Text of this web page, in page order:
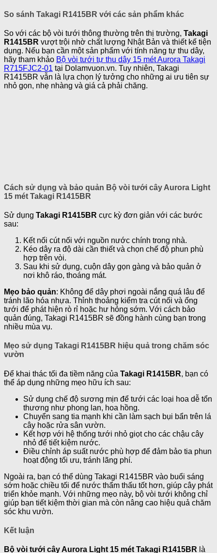
So sánh Takagi R1415BR với các sản phẩm khác
So với các bộ vòi tưới thông thường trên thị trường, Takagi
R1415BR vượt trội nhờ chất lượng Nhật Bản và thiết kế tiện
dụng. Nếu bạn cần một sản phẩm với tính năng tự thu dây,
hãy tham khảo Bộ vòi tưới tự thu dây 15 mét Aurora Takagi
R715FJC2-01 tại Dolamvuon.vn. Tuy nhiên, Takagi
R1415BR vẫn là lựa chọn lý tưởng cho những ai ưu tiên sự
nhỏ gọn, nhẹ nhàng và giá cả phải chăng.
Cách sử dụng và bảo quản Bộ vòi tưới cây Aurora Light
15 mét Takagi R1415BR
Sử dụng Takagi R1415BR cực kỳ đơn giản với các bước
sau:
Kết nối cút nối với nguồn nước chính trong nhà.
Kéo dây ra độ dài cần thiết và chọn chế độ phun phù
hợp trên vòi.
Sau khi sử dụng, cuộn dây gọn gàng và bảo quản ở
nơi khô ráo, thoáng mát.
Mẹo bảo quản: Không để dây phơi ngoài nắng quá lâu để
tránh lão hóa nhựa. Thỉnh thoảng kiểm tra cút nối và ống
tưới để phát hiện rò rỉ hoặc hư hỏng sớm. Với cách bảo
quản đúng, Takagi R1415BR sẽ đồng hành cùng bạn trong
nhiều mùa vụ.
Mẹo sử dụng Takagi R1415BR hiệu quả trong chăm sóc
vườn
Để khai thác tối đa tiềm năng của Takagi R1415BR, bạn có
thể áp dụng những mẹo hữu ích sau:
Sử dụng chế độ sương mịn để tưới các loại hoa dễ tổn
thương như phong lan, hoa hồng.
Chuyển sang tia mạnh khi cần làm sạch bụi bẩn trên lá
cây hoặc rửa sân vườn.
Kết hợp với hệ thống tưới nhỏ giọt cho các chậu cây
nhỏ để tiết kiệm nước.
Điều chỉnh áp suất nước phù hợp để đảm bảo tia phun
hoạt động tối ưu, tránh lãng phí.
Ngoài ra, bạn có thể dùng Takagi R1415BR vào buổi sáng
sớm hoặc chiều tối để nước thẩm thấu tốt hơn, giúp cây phát
triển khỏe mạnh. Với những mẹo này, bộ vòi tưới không chỉ
giúp bạn tiết kiệm thời gian mà còn nâng cao hiệu quả chăm
sóc khu vườn.
Kết luận
Bộ vòi tưới cây Aurora Light 15 mét Takagi R1415BR là